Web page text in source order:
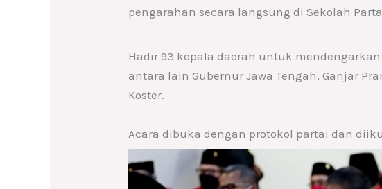
pengarahan secara langsung di Sekolah
Hadir 93 kepala daerah untuk
antara lain Gubernur Jawa Tengah, Ganjar
Koster.
Acara dibuka dengan protokol partai dan